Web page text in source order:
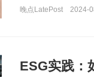
晚点LatePost 2024-
ESG实践：